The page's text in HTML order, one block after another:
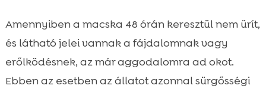
Amennyiben a macska 48 órán keresztül nem ürít,
és látható jelei vannak a fájdalomnak vagy
erőlködésnek, az már aggodalomra ad okot.
Ebben az esetben az állatot azonnal sürgősségi